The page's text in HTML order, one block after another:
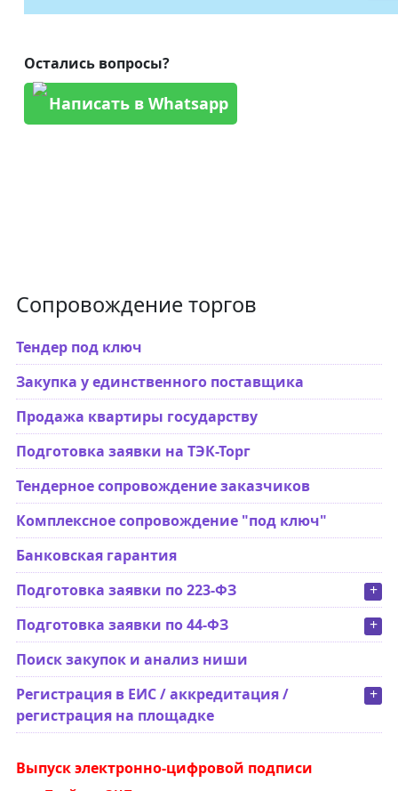
Остались вопросы?
Написать в Whatsapp
Сопровождение торгов
Тендер под ключ
Закупка у единственного поставщика
Продажа квартиры государству
Подготовка заявки на ТЭК-Торг
Тендерное сопровождение заказчиков
Комплексное сопровождение "под ключ"
Банковская гарантия
+
Подготовка заявки по 223-ФЗ
+
Подготовка заявки по 44-ФЗ
Поиск закупок и анализ ниши
+
Регистрация в ЕИС / аккредитация /
регистрация на площадке
Выпуск электронно-цифровой подписи